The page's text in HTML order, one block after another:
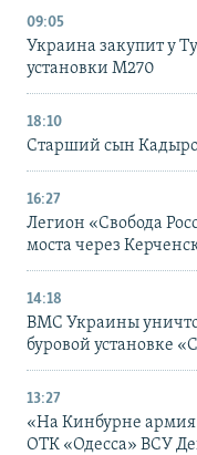
09:05
Украина закупит у
установки M270
18:10
Старший сын
16:27
Легион «Свобода
моста через
14:18
ВМС Украины
буровой установке
13:27
«На Кинбурне армия
ОТК «Одесса» ВСУ